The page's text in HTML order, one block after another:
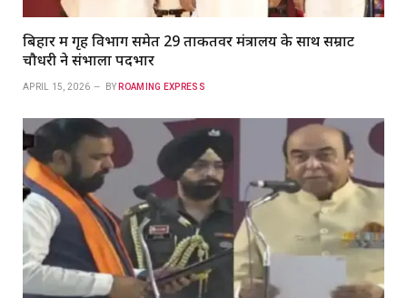
बिहार में गृह विभाग समेत 29 ताकतवर मंत्रालय के साथ सम्राट
चौधरी ने संभाला पदभार
APRIL 15, 2026 BY ROAMING EXPRESS